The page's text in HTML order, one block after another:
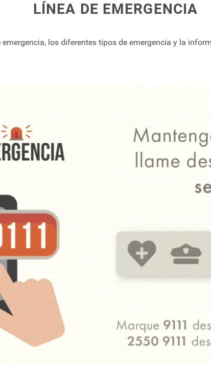
LÍNEA DE EMERGENCIA
emergencia, los diferentes tipos de emergencia y la